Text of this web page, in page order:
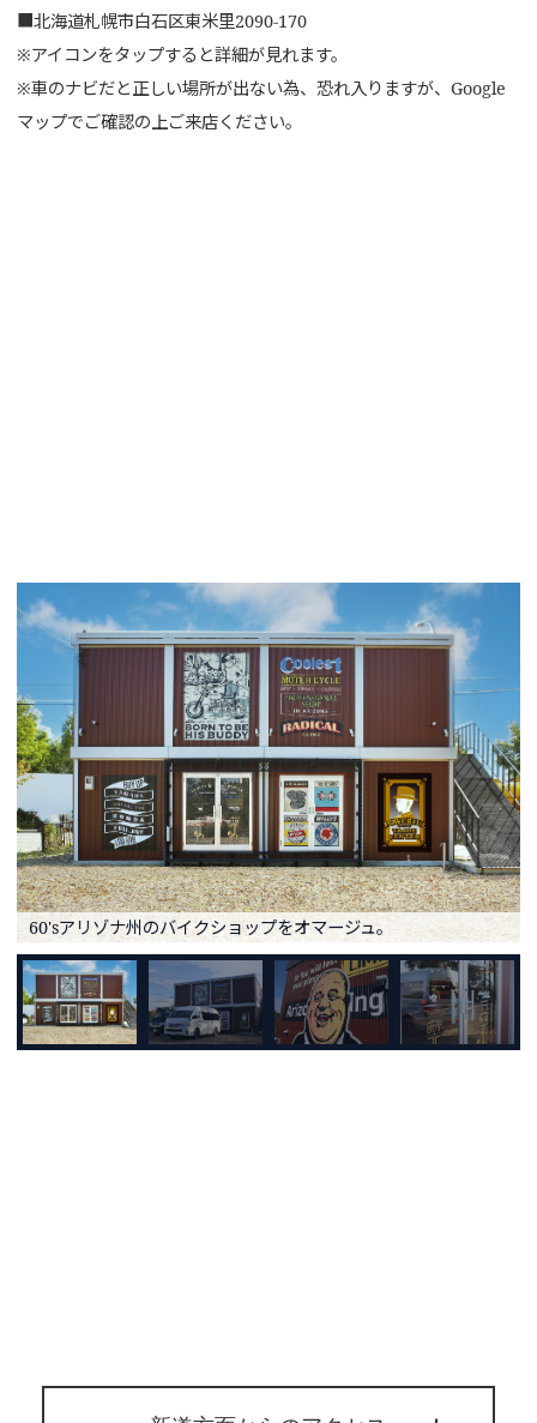
■北海道札幌市白石区東米里2090-170
※アイコンをタップすると詳細が見れます。
※車のナビだと正しい場所が出ない為、恐れ入りますが、Google
マップでご確認の上ご来店ください。
60'sアリゾナ州のバイクショップをオマージュ。